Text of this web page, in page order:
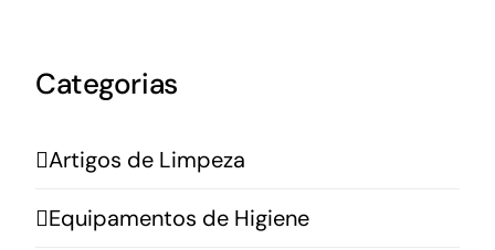
Categorias
Artigos de Limpeza
Equipamentos de Higiene